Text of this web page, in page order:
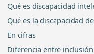
Qué es discapacidad
Qué es la discapacidad
En cifras
Diferencia entre